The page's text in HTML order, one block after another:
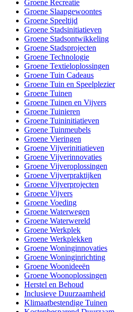
Groene Recreatie
Groene Slaapgewoontes
Groene Speeltijd
Groene Stadsinitiatieven
Groene Stadsontwikkeling
Groene Stadsprojecten
Groene Technologie
Groene Textieloplossingen
Groene Tuin Cadeaus
Groene Tuin en Speelplezier
Groene Tuinen
Groene Tuinen en Vijvers
Groene Tuinieren
Groene Tuininitiatieven
Groene Tuinmeubels
Groene Vieringen
Groene Vijverinitiatieven
Groene Vijverinnovaties
Groene Vijveroplossingen
Groene Vijverpraktijken
Groene Vijverprojecten
Groene Vijvers
Groene Voeding
Groene Waterwegen
Groene Waterwereld
Groene Werkplek
Groene Werkplekken
Groene Woninginnovaties
Groene Woninginrichting
Groene Woonideeën
Groene Woonoplossingen
Herstel en Behoud
Inclusieve Duurzaamheid
Klimaatbestendige Tuinen